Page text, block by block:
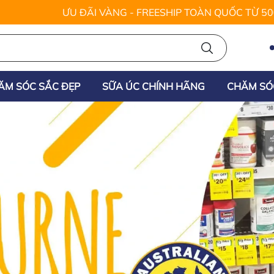
ƯU ĐÃI VÀNG - FREESHIP TOÀN QUỐC TỪ
SÓC SẮC ĐẸP SỮA ÚC CHÍNH HÃNG CHĂM